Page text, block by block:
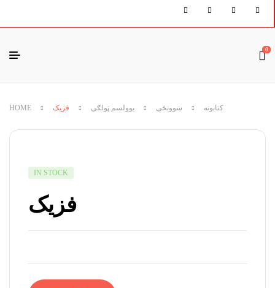
0
HOME کتابونه ښوونځی یوولسم ټولګی فزیک
IN STOCK
فزیک